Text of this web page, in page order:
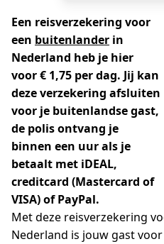
Een reisverzekering voor
een buitenlander in
Nederland heb je hier
voor € 1,75 per dag. Jij kan
deze verzekering afsluiten
voor je buitenlandse gast,
de polis ontvang je
binnen een uur als je
betaalt met iDEAL,
creditcard (Mastercard of
VISA) of PayPal.
Met deze reisverzekering
Nederland is jouw gast